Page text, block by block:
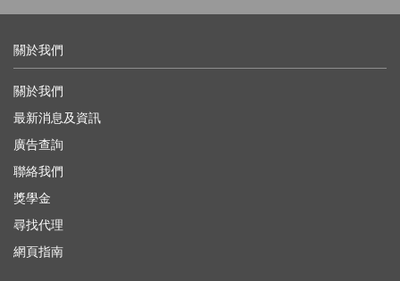
關於我們
關於我們
最新消息及資訊
廣告查詢
聯絡我們
獎學金
尋找代理
網頁指南